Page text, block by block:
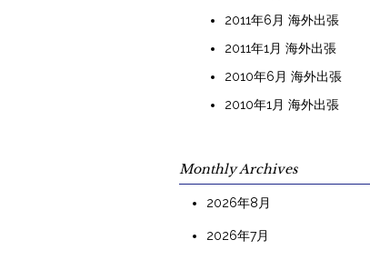
2011年6月 海外出張
2011年1月 海外出張
2010年6月 海外出張
2010年1月 海外出張
Monthly Archives
2026年8月
2026年7月